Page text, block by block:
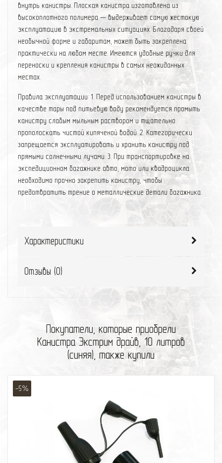
внутрь канистры. Плоская канистра изготовлена из
высокоплотного полимера — выдерживает самую жестокую
эксплуатацию в экстремальных ситуациях. Благодаря своей
необычной форме и габаритам, может быть закреплена
практически на любом месте. Имеются удобные ручки для
переноски и крепления канистры в самых неожиданных
местах.
Правила эксплуатации: 1. Перед использованием канистры в
качестве тары под питьевую воду рекомендуется промыть
канистру слабым мыльным раствором и тщательно
прополоскать чистой кипяченой водой. 2. Категорически
запрещается эксплуатировать и хранить канистру под
прямыми солнечными лучами. 3. При транспортировке на
экспедиционном багажнике авто, мото или квадроцикла
необходимо прочно закрепить канистру, чтобы
предотвратить трение о металлические детали багажника.
Характеристики
Отзывы (0)
Покупатели, которые приобрели
Канистра Экстрим драйв, 10 литров
(синяя), также купили
-5%